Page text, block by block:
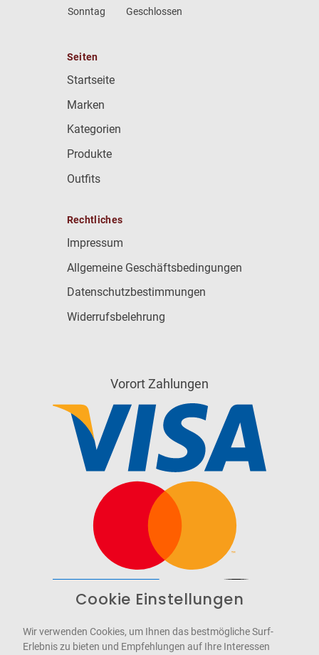
Sonntag
Geschlossen
Seiten
Startseite
Marken
Kategorien
Produkte
Outfits
Rechtliches
Impressum
Allgemeine Geschäftsbedingungen
Datenschutzbestimmungen
Widerrufsbelehrung
Vorort Zahlungen
WCAG-2.1-AA
Cookie Einstellungen
Wir verwenden Cookies, um Ihnen das bestmögliche Surf-
Erlebnis zu bieten und Empfehlungen auf Ihre Interessen